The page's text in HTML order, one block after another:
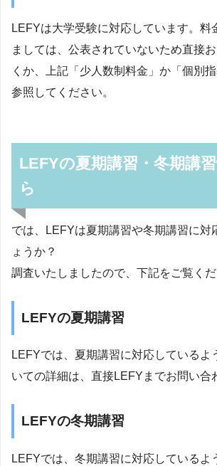
LEFYは大学受験に対応しています。料
ましては、公表されていないため直接
くか、上記「少人数制料金」か「個別
参照してください。
LEFYの夏期講習・冬期講
ら
では、LEFYは夏期講習や冬期講習に対
ょうか？
調査いたしましたので、下記をご覧くだ
LEFYの夏期講習
LEFYでは、夏期講習に対応しているよ
いての詳細は、直接LEFYまでお問い合
LEFYの冬期講習
LEFYでは、冬期講習に対応しているよ